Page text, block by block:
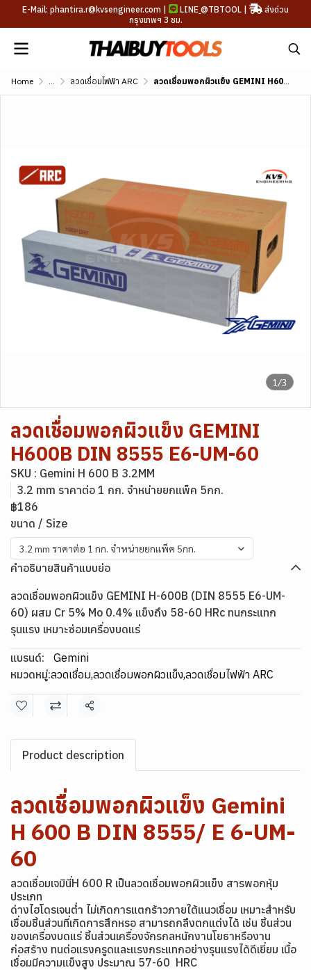
E-Mail: phantira.r@kvsengineer.com | LINE @TBTOOL |
ส่งด่วน
กรุงเทพฯ 3 ชม.
Home ... ลวดเชื่อมไฟฟ้า ARC ลวดเชื่อมพอกผิวแข็ง GEMINI H600B DIN 8555 E6-UM-60
1/3
ลวดเชื่อมพอกผิวแข็ง GEMINI
H600B DIN 8555 E6-UM-60
SKU : Gemini H 600 B 3.2MM
3.2 mm ราคาต่อ 1 กก. จำหน่ายยกแพ็ค 5กก.
฿186
ขนาด / Size
3.2 mm ราคาต่อ 1 กก. จำหน่ายยกแพ็ค 5กก.
คำอธิบายสินค้าแบบย่อ
ลวดเชื่อมพอกผิวแข็ง GEMINI H-600B (DIN 8555 E6-UM-
60) ผสม Cr 5% Mo 0.4% แข็งถึง 58-60 HRc ทนกระแทก
รุนแรง เหมาะซ่อมเครื่องบดแร่
แบรนด์:
Gemini
หมวดหมู่:ลวดเชื่อม,ลวดเชื่อมพอกผิวแข็ง,ลวดเชื่อมไฟฟ้า ARC
แชร์
Product description
ลวดเชื่อมพอกผิวแข็ง Gemini
H 600 B DIN 8555/ E 6-UM-
60
ลวดเชื่อมเจมินี่H 600 R เป็นลวดเชื่อมพอกผิวแข็ง สารพอกหุ้ม
ประเภท
ด่างไฮโดรเจนต่ำ ไม่เกิดการแตกร้าวภายใต้แนวเชื่อม เหมาะสำหรับ
เชื่อมชิ้นส่วนที่เกิดการสึกหรอ สามารถกลึงตกแต่งได้ เช่น ชิ้นส่วน
ของเครื่องบดแร่ ชิ้นส่วนเครื่องจักรกลหนักงานโยธาหรืองาน
ก่อสร้าง ทนต่อแรงครูดและแรงกระแทกอย่างรุนแรงได้ดีเยี่ยม เนื้อ
เชื่อมมีความแข็งสูง ประมาณ 57-60 HRC